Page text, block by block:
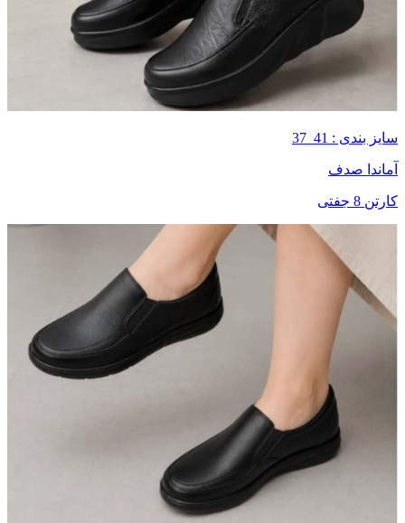
سایز بندی : 41_37
آماندا صدف
کارتن 8 جفتی